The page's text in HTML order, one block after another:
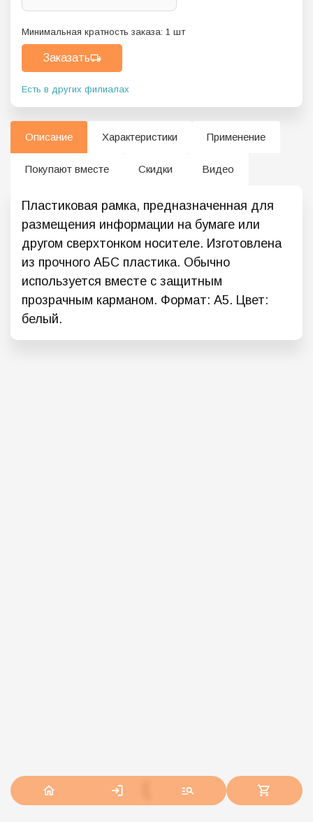
Минимальная кратность заказа: 1 шт
Заказать
Есть в других филиалах
Описание Характеристики Применение
Покупают вместе Скидки Видео
Пластиковая рамка, предназначенная для
размещения информации на бумаге или
другом сверхтонком носителе. Изготовлена
из прочного АБС пластика. Обычно
используется вместе с защитным
прозрачным карманом. Формат: А5. Цвет:
белый.